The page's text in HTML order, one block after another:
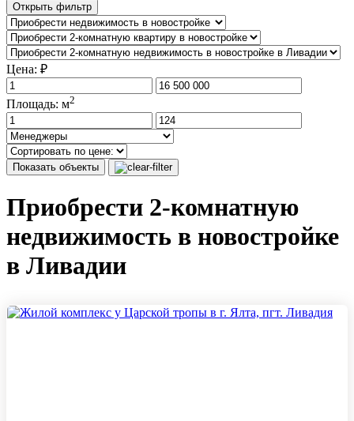
Открыть фильтр
Цена: ₽
Площадь: м2
Показать объекты
Приобрести 2-комнатную
недвижимость в новостройке
в Ливадии